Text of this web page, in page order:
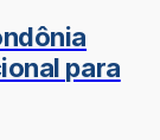
para